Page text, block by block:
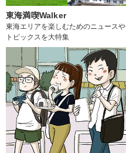
東海満喫Walker
東海エリアを楽しむためのニュースや
トピックスを大特集